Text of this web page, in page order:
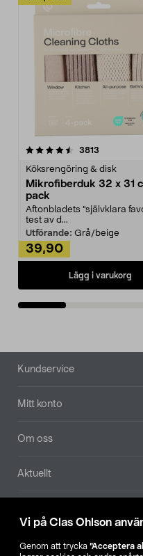
Vi på Clas Ohlson
Genom att trycka ”Acceptera
3813
Köksrengöring & disk
Mikrofiberduk 32 x 31
pack
Aftonbladets "självklara
test av d...
Utförande: Grå/beige
39,90
Lägg i varukorg
4.0av 5 stjärnor
Sidfot
Kundservice
Mitt konto
Om oss
Aktuellt